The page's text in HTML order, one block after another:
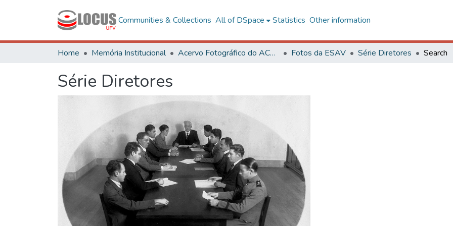
Communities & Collections All of DSpace Statistics Other information
Home Memória Institucional Acervo Fotográfico do ACH-UFV Fotos da ESAV Série Diretores Search
Série Diretores